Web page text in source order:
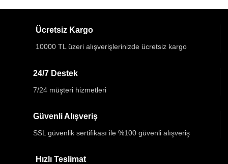
Ücretsiz Kargo
10000 TL üzeri alışverişlerinizde ücretsiz kargo
24/7 Destek
7/24 müşteri hizmetleri
Güvenli Alışveriş
SSL güvenlik sertifikası ile %100 güvenli alışveriş
Hızlı Teslimat